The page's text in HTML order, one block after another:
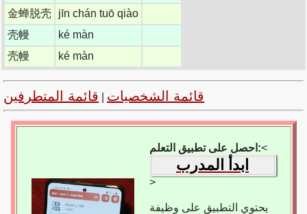
金蝉脱壳
jīn chán tuō qiào
壳幔
ké màn
壳幔
ké màn
قائمة الشخصيات قائمة المتطرفين
احصل على تطبيق التعلم:<
ابدأ المدرب
>
يحتوي التطبيق على وظيفة